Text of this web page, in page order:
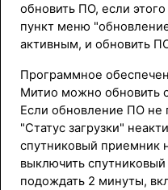
обновить ПО, если
пункт меню
активным, и обновить
Программное
Митио можно обновить
Если обновление ПО не
"Статус загрузки"
спутниковый приемник
выключить
подождать 2 минуты,